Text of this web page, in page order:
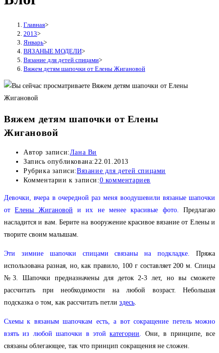
Главная>
2013>
Январь>
ВЯЗАНЫЕ МОДЕЛИ>
Вязание для детей спицами>
Вяжем детям шапочки от Елены Жигановой
Вяжем детям шапочки от Елены
Жигановой
Автор записи:Лана Ви
Запись опубликована:22.01.2013
Рубрика записи:Вязание для детей спицами
Комментарии к записи:0 комментариев
Девочки, вчера в очередной раз меня воодушевили вязаные шапочки
отЕлены Жигановой и их не менее красивые фото. Предлагаю
насладится и вам. Берите на вооружение красивое вязание от Елены и
творите своим малышам.
Эти зимние шапочки спицами связаны на подкладке. Пряжа
использована разная, но, как правило, 100 г составляет 200 м. Спицы
№3. Шапочки предназначены для деток 2-3 лет, но вы сможете
рассчитать при необходимости на любой возраст. Небольшая
подсказка о том, как рассчитать петли здесь.
Схемы к вязаным шапочкам есть, а вот сокращение петель можно
взять из любой шапочки в этойкатегории. Они, в принципе, все
связаны облегающее, так что принцип сокращения не сложен.